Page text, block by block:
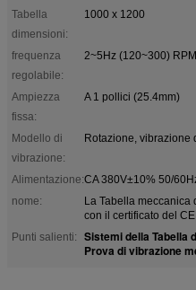
Tabella
dimensioni:
1000 x 1200
frequenza
regolabile:
2~5Hz (120~300) RPM
Ampiezza
fissa:
A 1 pollici (25.4mm)
Modello di
vibrazione:
Rotazione, vibrazione
Alimentazione:CA 380V±10% 50/
nome:
La Tabella meccanica
con il certificato del
Punti salienti:
Sistemi della Tabella
Prova di vibrazione